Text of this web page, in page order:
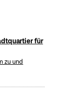
für
zu und